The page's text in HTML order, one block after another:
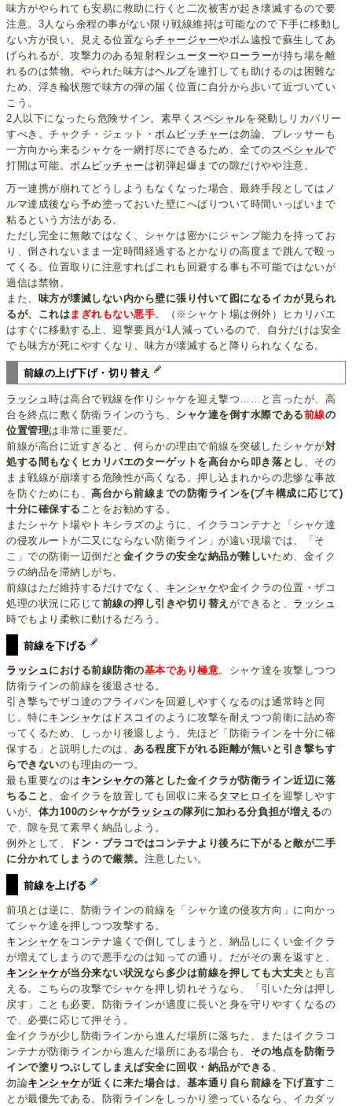
味方がやられても安易に救助に行くと二次被害が起き壊滅するので要
注意。3人なら余程の事がない限り戦線維持は可能なので下手に移動し
ない方が良い。見える位置ならチャージャーやボム遠投で蘇生してあ
げられるが、攻撃力のある短射程 シューターや ローラーが持ち場を離
れるのは禁物。やられた味方はヘルプを連打しても助けるのは困難な
ため、浮き輪状態で味方の弾の届く位置に自分から歩いて近づいてい
こう。
2人以下になったら危険サイン。素早く スペシャルを発動しリカバリー
すべき。チャクチ・ジェット・ボムピッチャー は勿論、プレッサーも
一方向から来るシャケを一網打尽にできるため、全てのスペシャルで
打開は可能。ボムピッチャー は初弾起爆までの隙だけやや注意。
万一連携が崩れてどうしようもなくなった場合、最終手段としてはノ
ルマ達成後なら予め塗っておいた壁にへばりついて時間いっぱいまで
粘るという方法がある。
ただし完全に無敵ではなく、シャケは密かにジャンプ能力を持ってお
り、倒されないまま一定時間経過するとかなりの高度まで跳んで殴っ
てくる。位置取りに注意すればこれも回避する事も不可能ではないが
過信は禁物。
また、 味方が壊滅しない内から壁に張り付いて囮になるイカが見られ
るが、これはまぎれもない悪手。（※シャケト場は例外）ヒカリバエ
はすぐに移動する上、迎撃要員が1人減っているので、自分だけは安全
でも味方が死にやすくなり、味方が壊滅すると降りられなくなる。
前線の上げ下げ・切り替え
ラッシュ時は高台で戦線を作りシャケを迎え撃つ……と言ったが、高
台を終点に敷く防衛ラインのうち、 シャケ達を倒す水際である前線の
位置管理は非常に重要だ。
前線が高台に近すぎると、何らかの理由で前線を突破したシャケが対
処する間もなくヒカリバエのターゲットを高台から叩き落とし
、その
まま戦線が崩壊する危険性が高くなる。押し込まれからの悲惨な事故
を防ぐためにも、高台から前線までの防衛ラインを(ブキ構成に応じて)
十分に確保する ことをお勧めする。
またシャケト場やトキシラズのように、イクラコンテナと「シャケ達
の侵攻ルートが二又にならない防衛ライン」が遠い現場では、「そ
こ」での防衛一辺倒だと 金イクラの安全な納品が難しいため、金イク
ラの納品を滞納しがち。
前線はただ維持するだけでなく、 キンシャケや金イクラの位置・ザコ
処理の状況に応じて前線の押し引きや切り替え ができると、 ラッシュ
時でもより柔軟に動けるだろう。
前線を下げる
ラッシュ における前線防衛の基本であり極意。シャケ達を攻撃しつつ
防衛ラインの前線を後退させる。
引き撃ちでザコ達のフライパンを回避しやすくなるのは通常時と同
じ。特に キンシャケ は ドスコイのように攻撃を耐えつつ前衛に詰め寄
ってくるため、しっかり後退しよう。先ほど「防衛ラインを十分に確
保する」と説明したのは、 ある程度下がれる距離が無いと引き撃ちす
らできないのも理由の一つ。
最も重要なのは キンシャケの落とした金イクラが防衛ライン近辺に落
ちること 。金イクラを放置しても回収に来るタマヒロイ を迎撃しやす
いが、 体力100のシャケがラッシュ の隊列に加わる分負担が増えるの
で、隙を見て素早く納品しよう。
例外として、
ドン・ブラコではコンテナより後ろに下がると敵が二手
に分かれてしまうので厳禁。 注意したい。
前線を上げる
前項とは逆に、防衛ラインの前線を「シャケ達の侵攻方向」に向かっ
てシャケ達を押しつつ攻撃する。
キンシャケ をコンテナ遠くで倒してしまうと、納品しにくい金イクラ
が増えてしまうので悪手なのは知っての通り。だがその裏を返すと、
キンシャケが当分来ない状況なら多少は前線を押しても大丈夫 とも言
える。こちらの攻撃でシャケを押し切れそうなら、「引いた分は押し
戻す」ことも必要。防衛ラインが適度に長いと身を守りやすくなるの
で、必要に応じて押そう。
金イクラが少し防衛ラインから進んだ場所に落ちた、またはイクラコ
ンテナが防衛ラインから進んだ場所にある場合も、 その地点を防衛ラ
インで塗りつぶしてしまえば安全に回収・納品ができる 。
勿論キンシャケが近くに来た場合は、基本通り自ら前線を下げ直すこ
とが最優先である。防衛ラインをしっかり塗っているなら、イカダッ